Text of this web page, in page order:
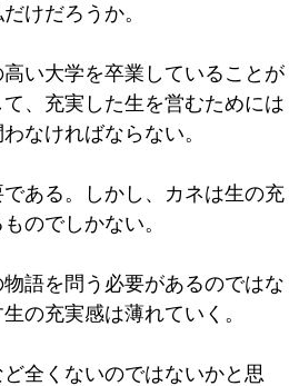
けだろうか。
い大学を卒業していることが
、充実した生を営むためには
なければならない。
ある。しかし、カネは生の充
のでしかない。
語を問う必要があるのではな
の充実感は薄れていく。
全くないのではないかと思